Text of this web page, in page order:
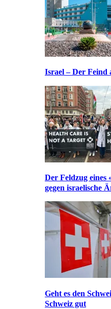
Israel – Der Feind
Der Feldzug eines
gegen israelische
Geht es den
Schweiz gut